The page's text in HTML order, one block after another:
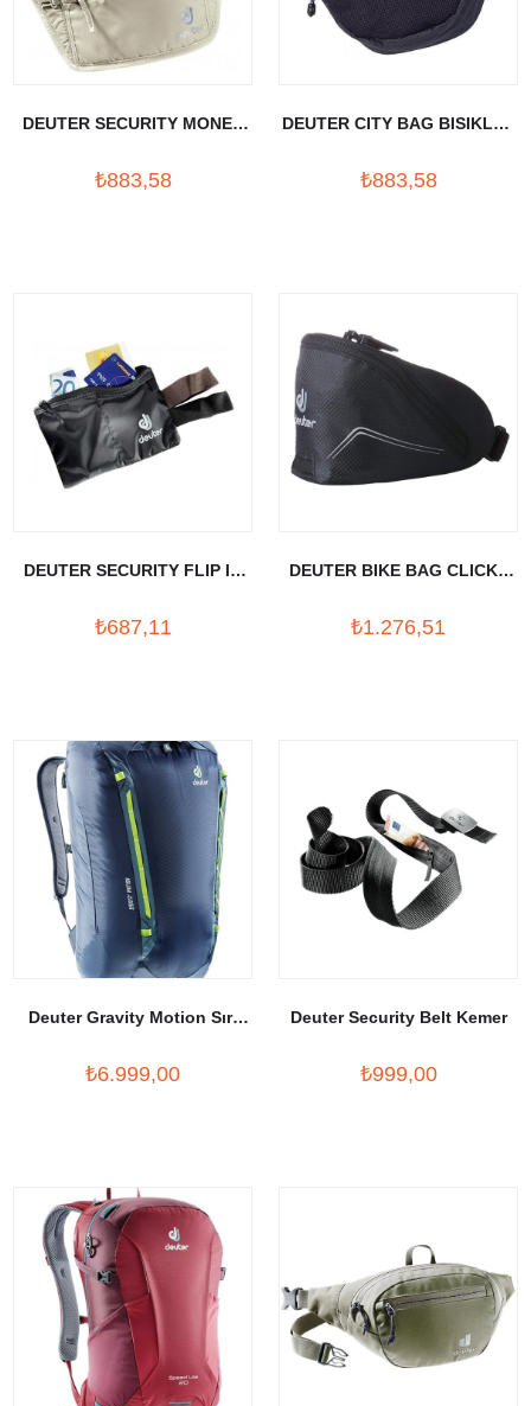
DEUTER SECURITY MONEY
₺883,58
DEUTER CITY BAG BISIKLET
₺883,58
DEUTER SECURITY FLIP IN
₺687,11
DEUTER BIKE BAG CLICK I
₺1.276,51
Deuter Gravity Motion Sırt
₺6.999,00
Deuter Security Belt Kemer
₺999,00